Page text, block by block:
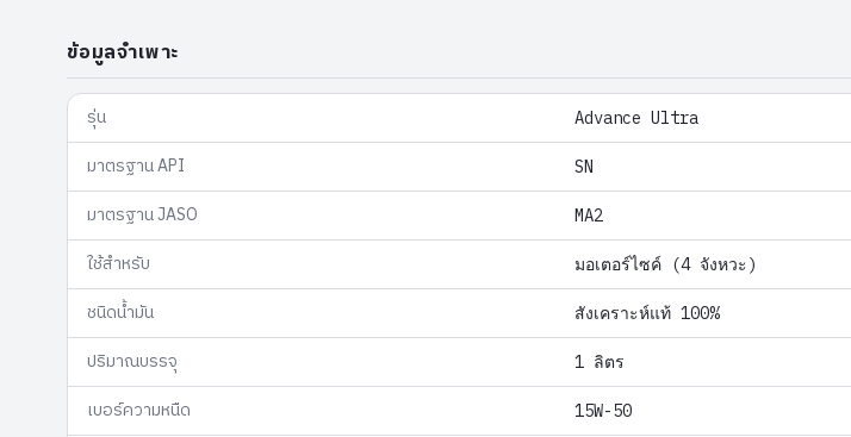
ข้อมูลจำเพาะ
รุ่น Advance Ultra
มาตรฐาน API SN
มาตรฐาน JASO MA2
ใช้สำหรับ มอเตอร์ไซค์ (4 จังหวะ)
ชนิดน้ำมัน สังเคราะห์แท้ 100%
ปริมาณบรรจุ 1 ลิตร
เบอร์ความหนืด 15W-50